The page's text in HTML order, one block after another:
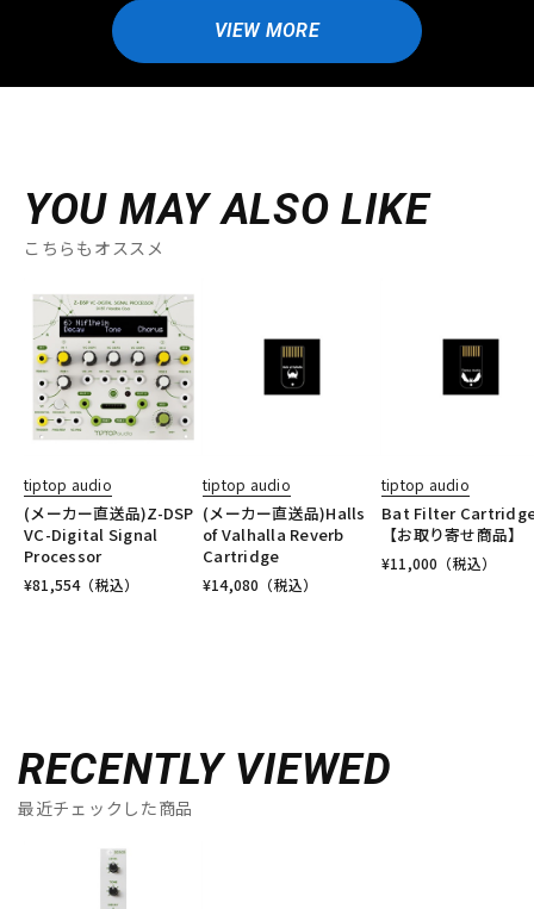
VIEW MORE
YOU MAY ALSO LIKE
こちらもオススメ
tiptop audio
(メーカー直送品)Z-DSP
VC-Digital Signal
Processor
¥81,554（税込）
tiptop audio
(メーカー直送品)Halls
of Valhalla Reverb
Cartridge
¥14,080 （税込）
tiptop audio
Bat Filter
【お取り寄せ商品】
¥11,000 （税込）
RECENTLY VIEWED
最近チェックした商品